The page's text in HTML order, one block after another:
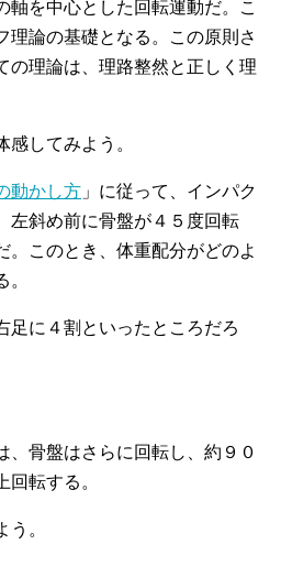
軸を中心とした回転運動だ。こ
理論の基礎となる。この原則さ
の理論は、理路整然と正しく理
してみよう。
動かし方 」に従って、インパク
左斜め前に骨盤が４５度回転
。このとき、体重配分がどのよ
足に４割といったところだろ
、骨盤はさらに回転し、約９０
回転する。
。